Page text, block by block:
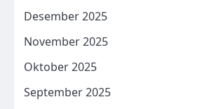
Desember 2025
November 2025
Oktober 2025
September 2025